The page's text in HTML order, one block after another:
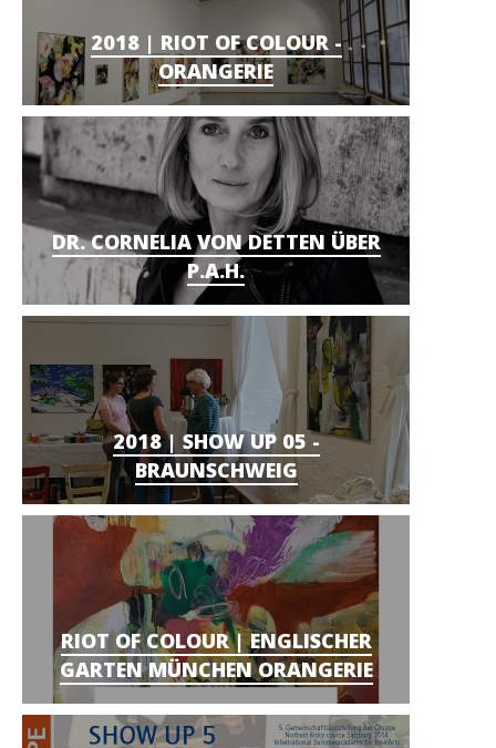
2018 | RIOT OF COLOUR -
ORANGERIE
DR. CORNELIA VON DETTEN ÜBER
P.A.H.
2018 | SHOW UP 05 -
BRAUNSCHWEIG
RIOT OF COLOUR | ENGLISCHER
GARTEN MÜNCHEN ORANGERIE